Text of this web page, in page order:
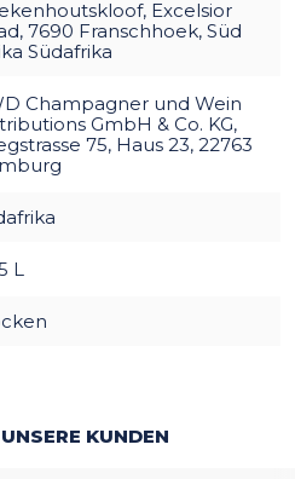
Excelsior
7690 Franschhoek, Süd
Südafrika
Champagner und Wein
GmbH & Co. KG,
75, Haus 23, 22763
L
KUNDEN